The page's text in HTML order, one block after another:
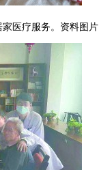
医疗服务。资料图片